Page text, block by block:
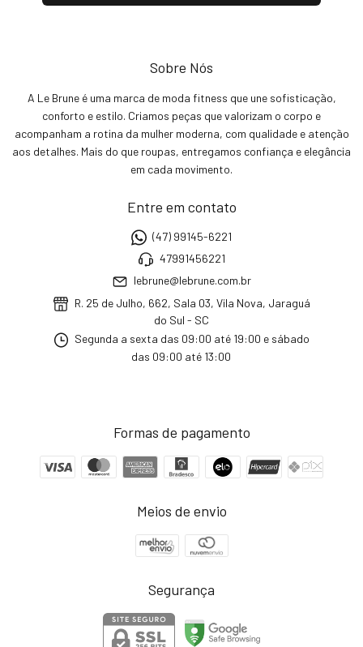
Sobre Nós
A Le Brune é uma marca de moda fitness que une sofisticação,
conforto e estilo. Criamos peças que valorizam o corpo e
acompanham a rotina da mulher moderna, com qualidade e atenção
aos detalhes. Mais do que roupas, entregamos confiança e elegância
em cada movimento.
Entre em contato
(47) 99145-6221
47991456221
lebrune@lebrune.com.br
R. 25 de Julho, 662, Sala 03, Vila Nova, Jaraguá
do Sul - SC
Segunda a sexta das 09:00 até 19:00 e sábado
das 09:00 até 13:00
Formas de pagamento
Meios de envio
Segurança